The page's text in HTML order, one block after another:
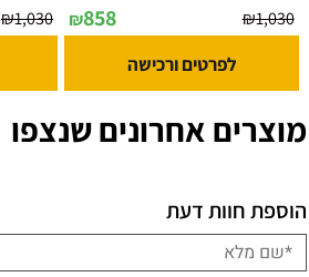
₪1,030
₪858
לפרטים ורכישה
₪1,030
מוצרים אחרונים שנצפו
הוספת חוות דעת